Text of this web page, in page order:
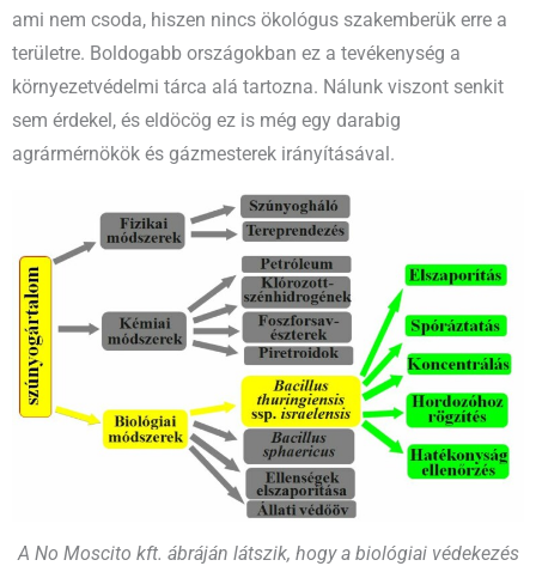
ami nem csoda, hiszen nincs ökológus szakemberük erre a
területre. Boldogabb országokban ez a tevékenység a
környezetvédelmi tárca alá tartozna. Nálunk viszont senkit
sem érdekel, és eldöcög ez is még egy darabig
agrármérnökök és gázmesterek irányításával.
A No Moscito kft. ábráján látszik, hogy a biológiai védekezés